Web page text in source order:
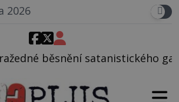
2026
gangu vedeného